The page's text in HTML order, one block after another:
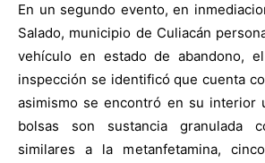
En un segundo evento, en
Salado, municipio de Culiacán
vehículo en estado de abandono,
inspección se identificó que cuenta
asimismo se encontró en su interior
bolsas son sustancia granulada
similares a la metanfetamina,